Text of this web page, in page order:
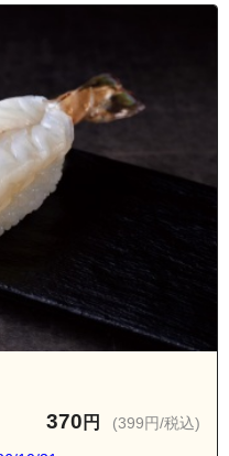
370 円 (399円/税込)